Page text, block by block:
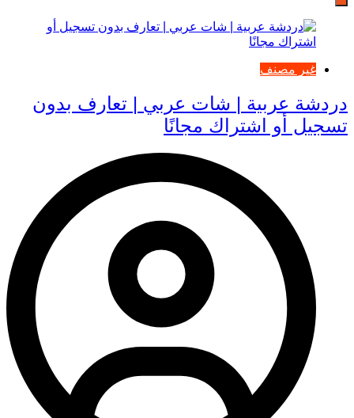
غير مصنف
دردشة عربية | شات عربي | تعارف بدون
تسجيل أو اشتراك مجانًا